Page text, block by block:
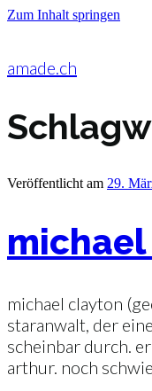
Zum Inhalt springen
amade.ch
Veröffentlicht am 29.
michael clayton
staranwalt, der
scheinbar durch.
arthur. noch